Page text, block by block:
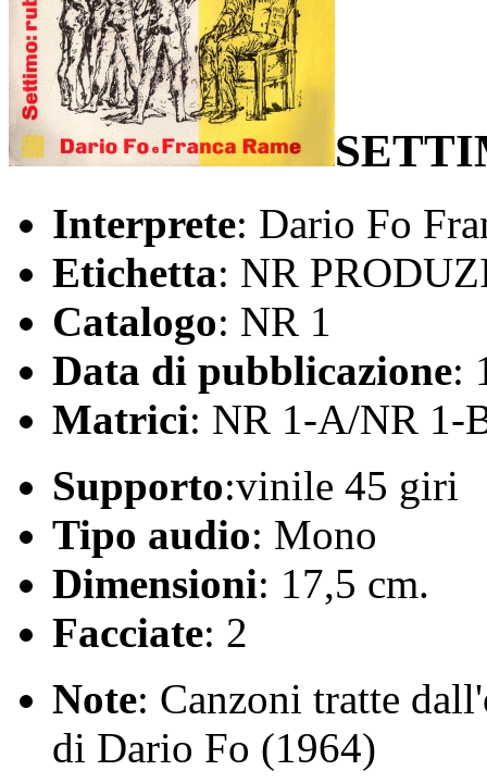
Interprete: Dario Fo
Etichetta: NR
Catalogo: NR 1
Data di pubblicazione:
Matrici: NR 1-A/NR 1-
Supporto:vinile 45 giri
Tipo audio: Mono
Dimensioni: 17,5 cm.
Facciate: 2
Note: Canzoni tratte
di Dario Fo (1964)